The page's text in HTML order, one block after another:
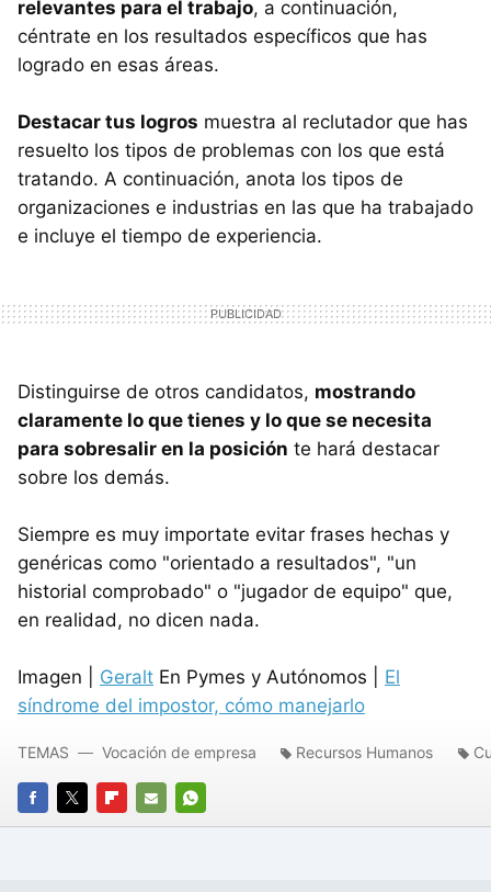
relevantes para el trabajo, a continuación,
céntrate en los resultados específicos que has
logrado en esas áreas.
Destacar tus logros muestra al reclutador que has
resuelto los tipos de problemas con los que está
tratando. A continuación, anota los tipos de
organizaciones e industrias en las que ha trabajado
e incluye el tiempo de experiencia.
Distinguirse de otros candidatos, mostrando
claramente lo que tienes y lo que se necesita
para sobresalir en la posición te hará destacar
sobre los demás.
Siempre es muy importate evitar frases hechas y
genéricas como "orientado a resultados", "un
historial comprobado" o "jugador de equipo" que,
en realidad, no dicen nada.
Imagen | Geralt En Pymes y Autónomos | El
síndrome del impostor, cómo manejarlo
FACEBOOK
TWITTERFLIPBOARD
E-
WHATSAPP
TEMAS Vocación de empresa Recursos Humanos